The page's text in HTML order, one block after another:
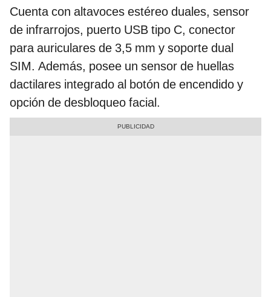
Cuenta con altavoces estéreo duales, sensor
de infrarrojos, puerto USB tipo C, conector
para auriculares de 3,5 mm y soporte dual
SIM. Además, posee un sensor de huellas
dactilares integrado al botón de encendido y
opción de desbloqueo facial.